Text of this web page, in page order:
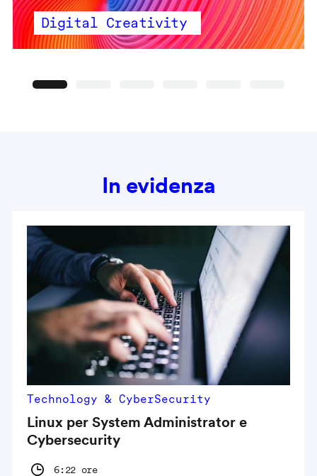
Digital Creativity
In evidenza
Technology & CyberSecurity
Linux per System Administrator e
Cybersecurity
6:22 ore